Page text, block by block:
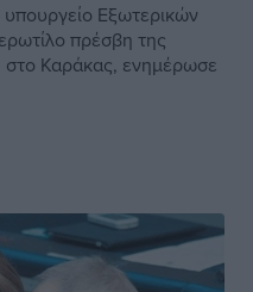
Εξωτερικών
πρέσβη της
Καράκας, ενημέρωσε